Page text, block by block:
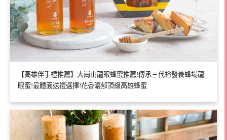
【高雄伴手禮推薦】大崗山龍眼蜂蜜推薦!傳承三代裕發養蜂場龍
眼蜜!最體面送禮選擇!花香濃郁頂級高雄蜂蜜